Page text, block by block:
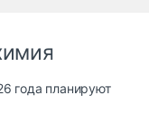
года планируют